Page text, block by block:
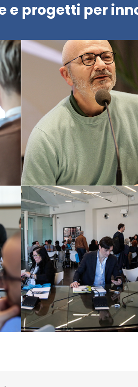
e progetti per